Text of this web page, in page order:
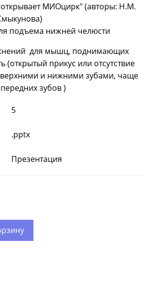
МИОцирк" (авторы: Н.М.
подъема нижней челюсти
для мышц, поднимающих
прикус или отсутствие
верхними и нижними зубами, чаще
зубов )
5
.pptx
Презентация